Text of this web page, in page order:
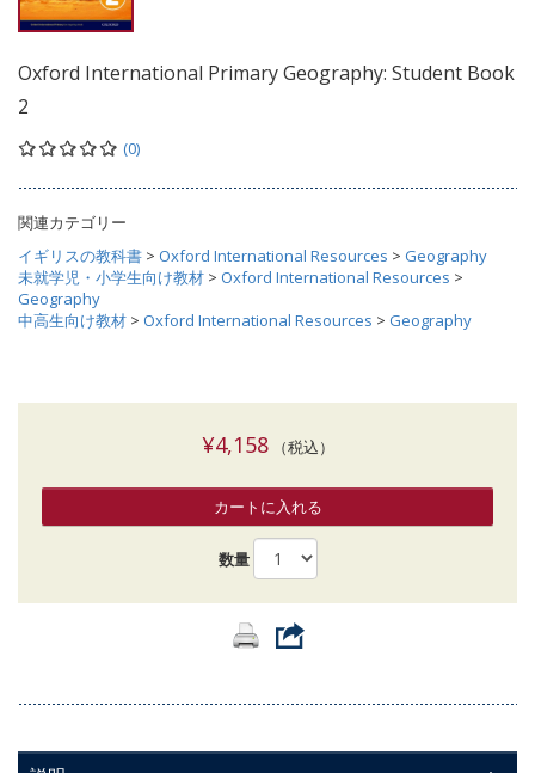
Oxford International Primary Geography: Student Book
2
(0)
関連カテゴリー
イギリスの教科書 > Oxford International Resources > Geography
未就学児・小学生向け教材 > Oxford International Resources >
Geography
中高生向け教材 > Oxford International Resources > Geography
¥4,158（税込）
カートに入れる
数量